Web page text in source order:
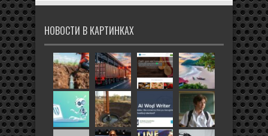
НОВОСТИ В КАРТИНКАХ